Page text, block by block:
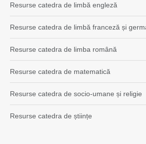
Resurse catedra de limbă engleză
Resurse catedra de limbă franceză și
Resurse catedra de limba română
Resurse catedra de matematică
Resurse catedra de socio-umane și religie
Resurse catedra de științe